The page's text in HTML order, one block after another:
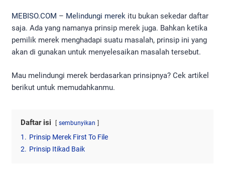
MEBISO.COM – Melindungi merek itu bukan sekedar daftar
saja. Ada yang namanya prinsip merek juga. Bahkan ketika
pemilik merek menghadapi suatu masalah, prinsip ini yang
akan di gunakan untuk menyelesaikan masalah tersebut.
Mau melindungi merek berdasarkan prinsipnya? Cek artikel
berikut untuk memudahkanmu.
Daftar isi sembunyikan
1. Prinsip Merek First To File
2. Prinsip Itikad Baik